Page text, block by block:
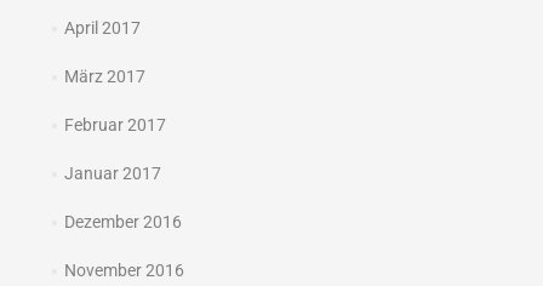
April 2017
März 2017
Februar 2017
Januar 2017
Dezember 2016
November 2016